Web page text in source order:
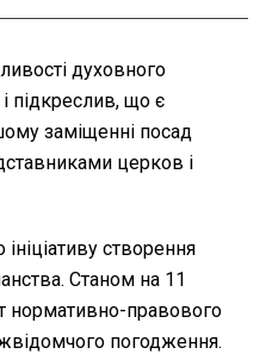
духовного
підкреслив, що є
заміщенні посад
церков і
створення
Станом на 11
нормативно-правового
погодження.